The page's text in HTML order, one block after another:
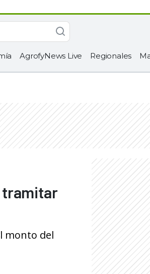
AgrofyNews Live Regionales
tramitar
monto del